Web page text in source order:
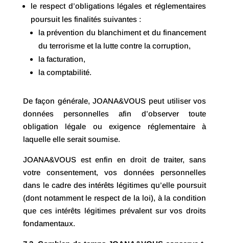
le respect d’obligations légales et réglementaires
poursuit les finalités suivantes :
la prévention du blanchiment et du financement
du terrorisme et la lutte contre la corruption,
la facturation,
la comptabilité.
De façon générale, JOANA&VOUS peut utiliser vos
données personnelles afin d’observer toute
obligation légale ou exigence réglementaire à
laquelle elle serait soumise.
JOANA&VOUS est enfin en droit de traiter, sans
votre consentement, vos données personnelles
dans le cadre des intérêts légitimes qu’elle poursuit
(dont notamment le respect de la loi), à la condition
que ces intérêts légitimes prévalent sur vos droits
fondamentaux.